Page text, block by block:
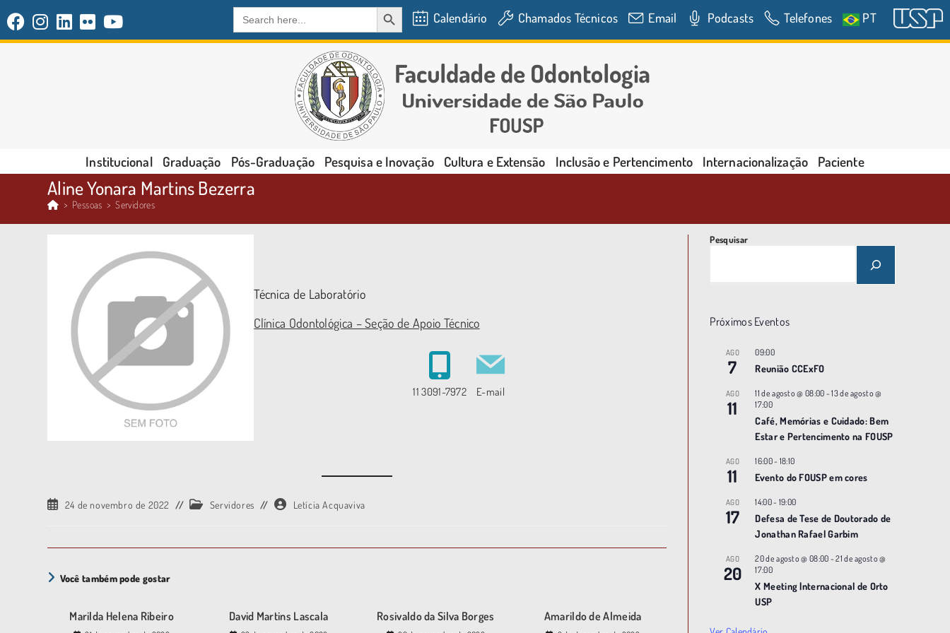
Search
for:
SEARCH BUTTON
Calendário Chamados Técnicos Email Podcasts Telefones PT
Institucional Graduação Pós-Graduação Pesquisa e Inovação Cultura e Extensão Inclusão e Pertencimento Internacionalização Paciente
Aline Yonara Martins Bezerra
> Pessoas > Servidores
Técnica de Laboratório
Clínica Odontológica – Seção de Apoio Técnico
11 3091-7972 E-mail
24 de novembro de 2022 Servidores Letícia Acquaviva
Você também pode gostar
Marilda Helena Ribeiro David Martins Lascala Rosivaldo da Silva Borges Amarildo de Almeida
Pesquisar
Próximos Eventos
AGO
7
09:00
Reunião CCExFO
AGO
11
11 de agosto @ 08:00 -13 de agosto @
17:00
Café, Memórias e Cuidado: Bem
Estar e Pertencimento na FOUSP
AGO
11
16:00- 18:10
Evento do FOUSP em cores
AGO
17
14:00- 19:00
Defesa de Tese de Doutorado de
Jonathan Rafael Garbim
AGO
20
20 de agosto @ 08:00 -21 de agosto @
17:00
X Meeting |nternacional de Orto
USP